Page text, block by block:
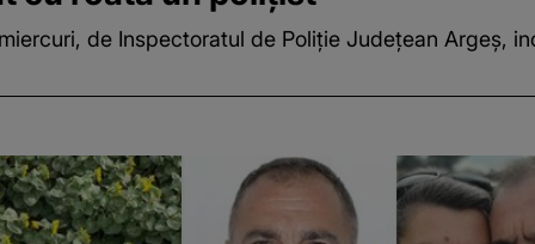
de Inspectoratul de Poliţie Judeţean Argeş,